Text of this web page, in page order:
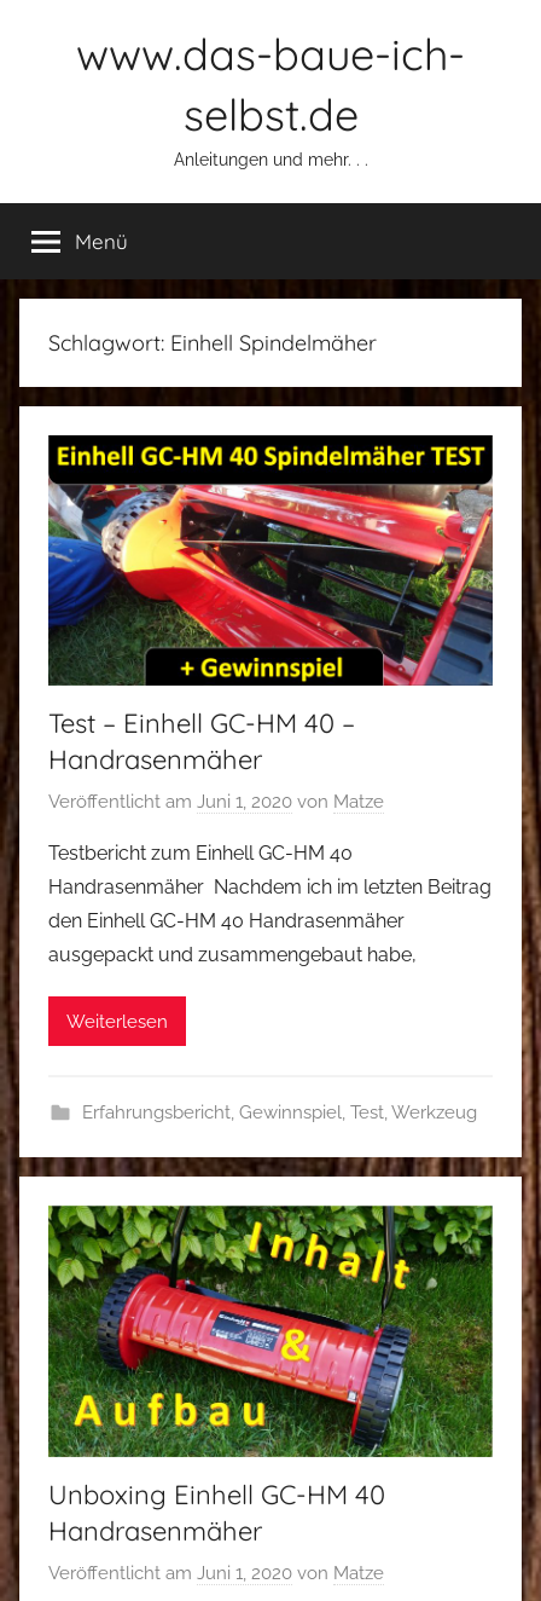
www.das-baue-ich-
selbst.de
Anleitungen und mehr. . .
Menü
Schlagwort: Einhell Spindelmäher
Test – Einhell GC-HM 40 –
Handrasenmäher
Veröffentlicht am Juni 1, 2020 von Matze
Testbericht zum Einhell GC-HM 40
Handrasenmäher Nachdem ich im letzten Beitrag
den Einhell GC-HM 40 Handrasenmäher
ausgepackt und zusammengebaut habe,
Weiterlesen
Erfahrungsbericht, Gewinnspiel, Test,Werkzeug
Unboxing Einhell GC-HM 40
Handrasenmäher
Veröffentlicht am Juni 1, 2020 von Matze